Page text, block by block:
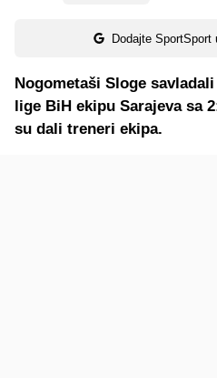
Dodajte SportSport
Nogometaši Sloge
lige BiH ekipu Sarajeva sa
su dali treneri ekipa.